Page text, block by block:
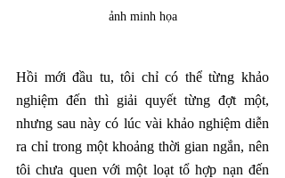
ảnh minh họa
Hồi mới đầu tu, tôi chỉ có thể từng khảo
nghiệm đến thì giải quyết từng đợt một,
nhưng sau này có lúc vài khảo nghiệm diễn
ra chỉ trong một khoảng thời gian ngắn, nên
tôi chưa quen với một loạt tổ hợp nạn đến